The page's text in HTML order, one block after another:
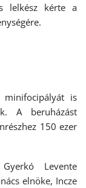
lelkész kérte a
minifocipályát is
A beruházást
150 ezer
Levente
elnöke, Incze